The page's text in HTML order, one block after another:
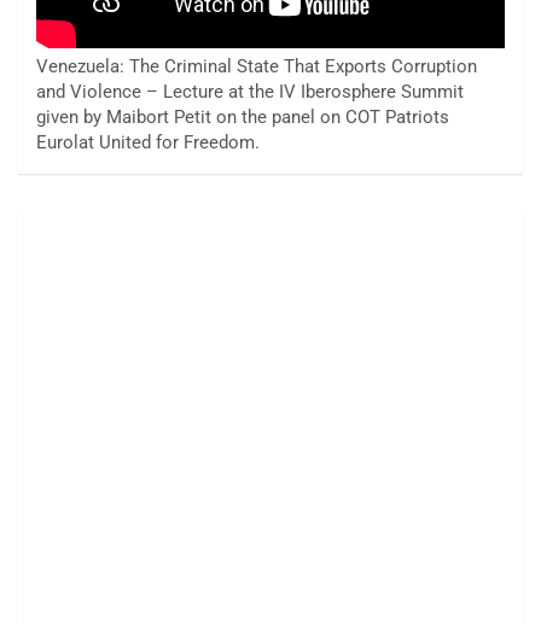
Venezuela: The Criminal State That Exports Corruption
and Violence – Lecture at the IV Iberosphere Summit
given by Maibort Petit on the panel on COT Patriots
Eurolat United for Freedom.